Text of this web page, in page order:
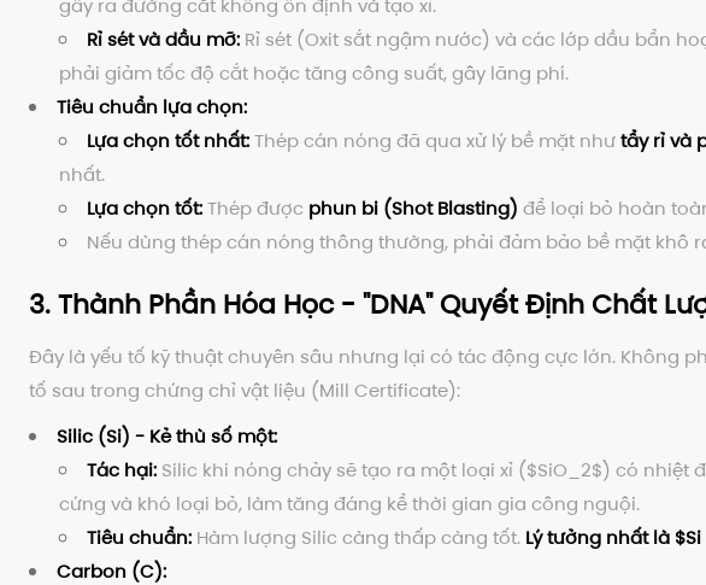
gây ra đường cắt không ổn định và tạo xỉ.
Rỉ sét và dầu mỡ: Rỉ sét (Oxit sắt ngậm nước) và các lớp dầu bẩn
phải giảm tốc độ cắt hoặc tăng công suất, gây lãng phí.
Tiêu chuẩn lựa chọn:
Lựa chọn tốt nhất:Thép cán nóng đã qua xử lý bề mặt nhưtẩy rỉ và
nhất.
Lựa chọn tốt:Thép được phun bi (Shot Blasting) để loại bỏ hoàn
Nếu dùng thép cán nóng thông thường, phải đảm bảo bề mặt khô
3. Thành Phần Hóa Học - "DNA" Quyết Định Chất
Đây là yếu tố kỹ thuật chuyên sâu nhưng lại có tác động cực lớn. Không
tố sau trong chứng chỉ vật liệu (Mill Certificate):
Silic (Si) - Kẻ thù số một:
Tác hại: Silic khi nóng chảy sẽ tạo ra một loại xỉ ($SiO_2$) có nhiệt
cứng và khó loại bỏ, làm tăng đáng kể thời gian gia công nguội.
Tiêu chuẩn: Hàm lượng Silic càng thấp càng tốt. Lý tưởng nhất là
Carbon (C):